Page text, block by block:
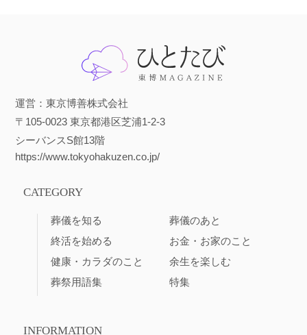
運営：東京博善株式会社
〒105-0023 東京都港区芝浦1-2-3
シーバンスS館13階
https://www.tokyohakuzen.co.jp/
CATEGORY
葬儀を知る
葬儀のあと
終活を始める
お金・お家のこと
健康・カラダのこと
余生を楽しむ
葬祭用語集
特集
INFORMATION